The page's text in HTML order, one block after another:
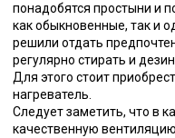
понадобятся простыни и
как обыкновенные, так и
решили отдать
регулярно стирать и
Для этого стоит
нагреватель.
Следует заметить, что в
качественную